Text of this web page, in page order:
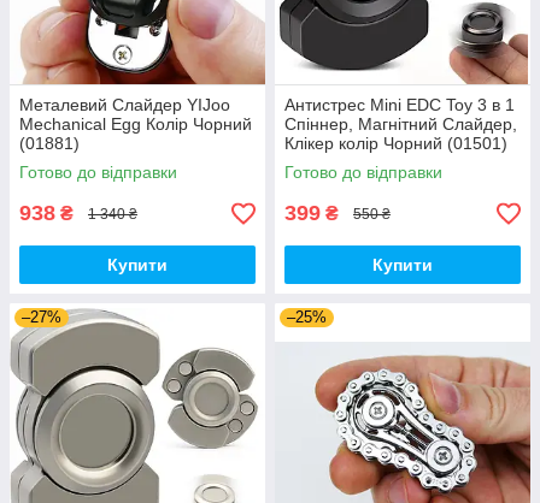
Металевий Слайдер YIJoo
Mechanical Egg Колір Чорний
(01881)
Готово до відправки
938 ₴ 1 340 ₴
Купити
Антистрес Mini EDC Toy 3 в 1
Спіннер, Магнітний Слайдер,
Клікер колір Чорний (01501)
Готово до відправки
399 ₴ 550 ₴
Купити
–27% –25%